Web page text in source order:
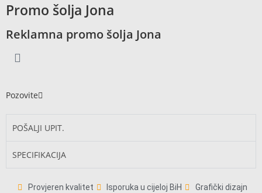
Promo šolja Jona
Reklamna promo šolja Jona
Pozovite
POŠALJI UPIT.
SPECIFIKACIJA
Provjeren kvalitet Isporuka u cijeloj BiH
Grafički dizajn